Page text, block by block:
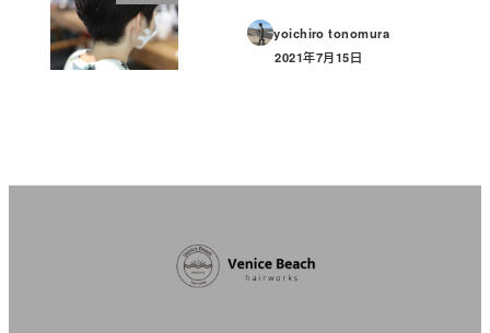
yoichiro tonomura
投稿日
2021年7月15日